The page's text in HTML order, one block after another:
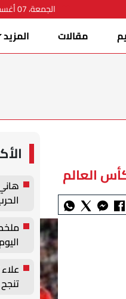
الجمعة، 07 أغسطس 2026
مقالات المزيد
العالم